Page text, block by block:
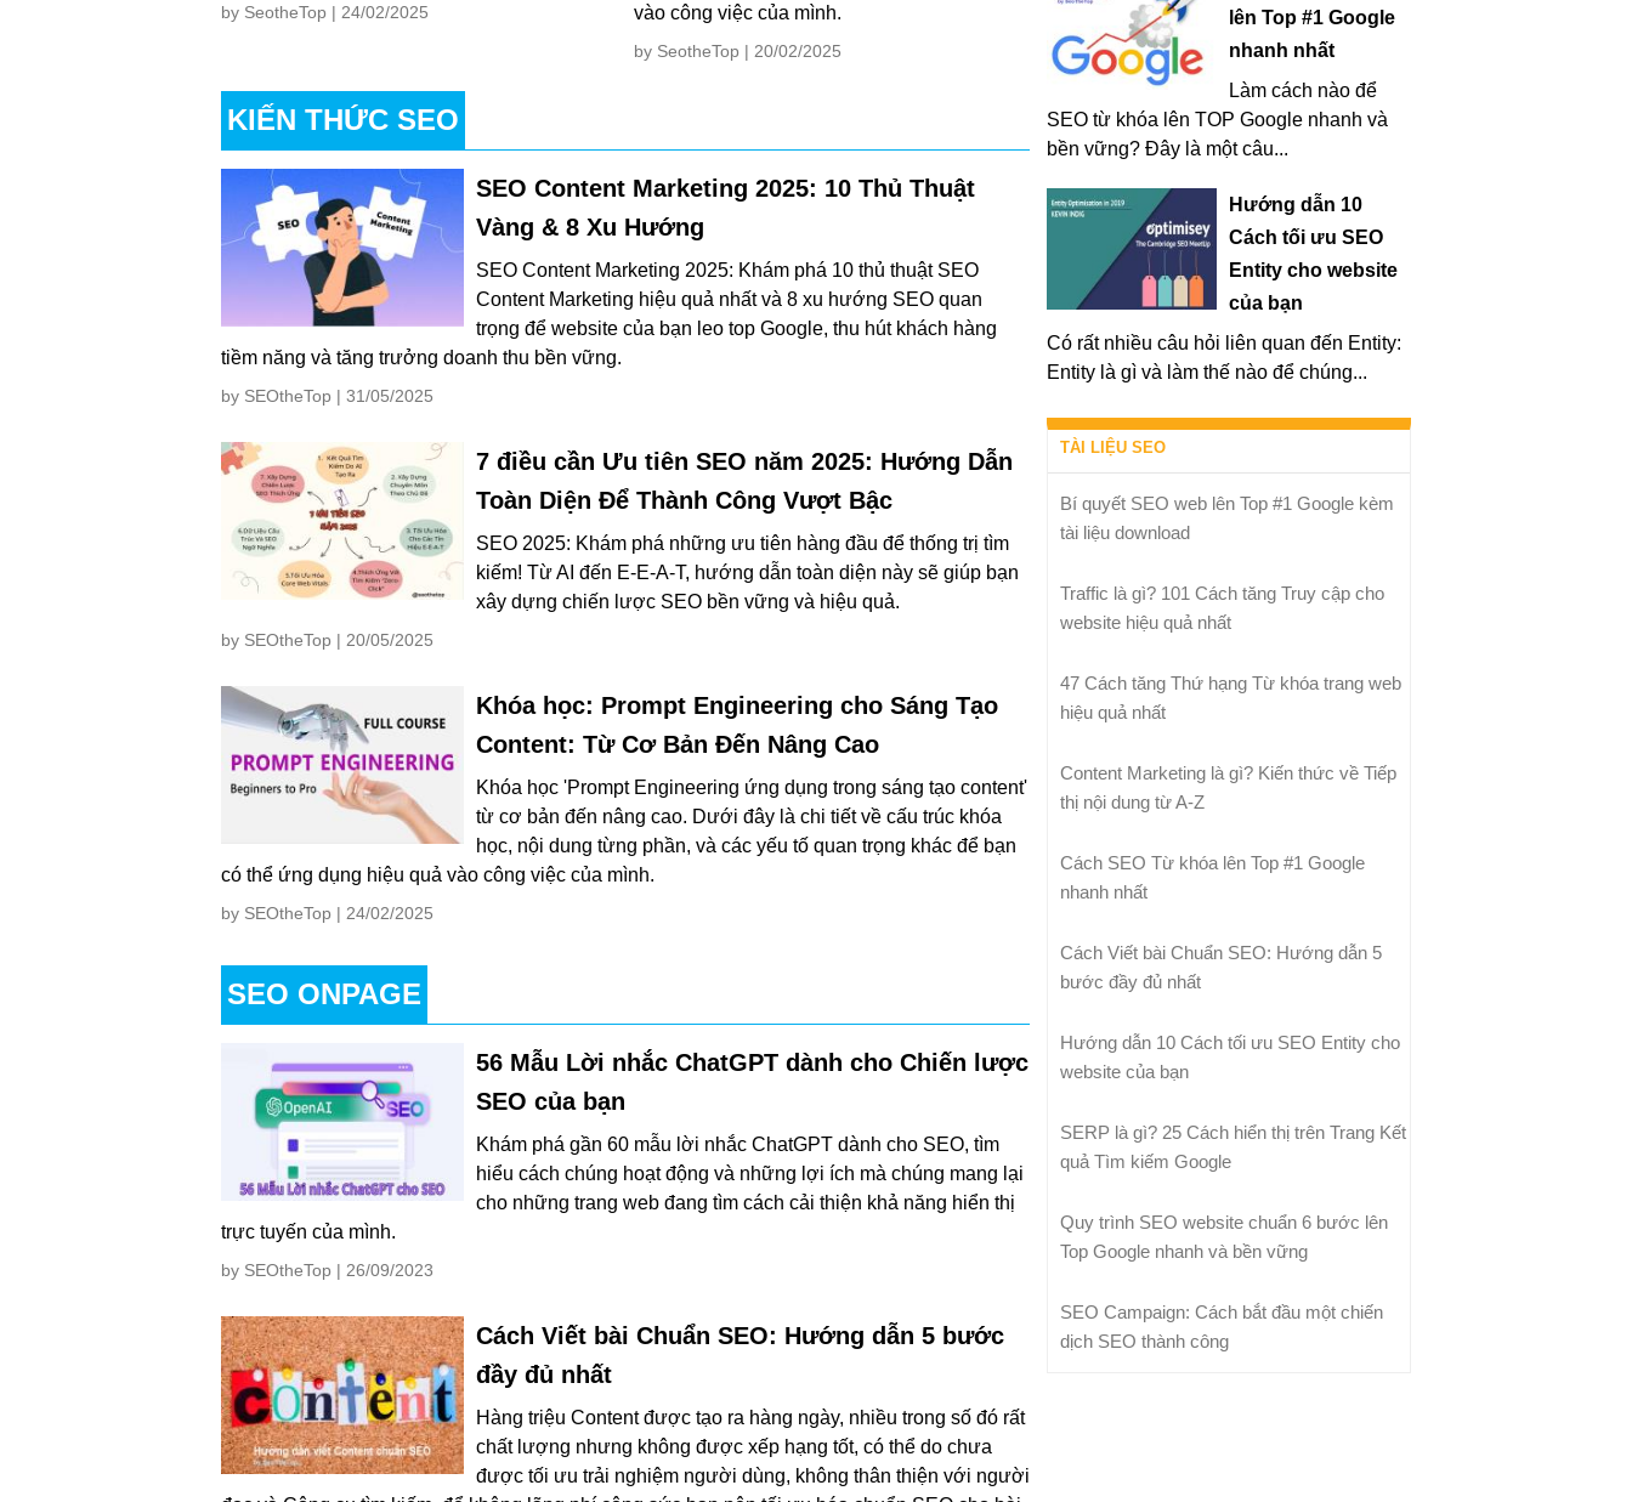
by SeotheTop | 24/02/2025
vào công việc của mình.
by SeotheTop | 20/02/2025
KIẾN THỨC SEO
SEO Content Marketing 2025: 10 Thủ Thuật
Vàng & 8 Xu Hướng
SEO Content Marketing 2025: Khám phá 10 thủ thuật SEO
Content Marketing hiệu quả nhất và 8 xu hướng SEO quan
trọng để website của bạn leo top Google, thu hút khách hàng
tiềm năng và tăng trưởng doanh thu bền vững.
by SEOtheTop | 31/05/2025
7 điều cần Ưu tiên SEO năm 2025: Hướng Dẫn
Toàn Diện Để Thành Công Vượt Bậc
SEO 2025: Khám phá những ưu tiên hàng đầu để thống trị tìm
kiếm! Từ AI đến E-E-A-T, hướng dẫn toàn diện này sẽ giúp bạn
xây dựng chiến lược SEO bền vững và hiệu quả.
by SEOtheTop | 20/05/2025
Khóa học: Prompt Engineering cho Sáng Tạo
Content: Từ Cơ Bản Đến Nâng Cao
Khóa học 'Prompt Engineering ứng dụng trong sáng tạo content'
từ cơ bản đến nâng cao. Dưới đây là chi tiết về cấu trúc khóa
học, nội dung từng phần, và các yếu tố quan trọng khác để bạn
có thể ứng dụng hiệu quả vào công việc của mình.
by SEOtheTop | 24/02/2025
SEO ONPAGE
56 Mẫu Lời nhắc ChatGPT dành cho Chiến lược
SEO của bạn
Khám phá gần 60 mẫu lời nhắc ChatGPT dành cho SEO, tìm
hiểu cách chúng hoạt động và những lợi ích mà chúng mang lại
cho những trang web đang tìm cách cải thiện khả năng hiển thị
trực tuyến của mình.
by SEOtheTop | 26/09/2023
Cách Viết bài Chuẩn SEO: Hướng dẫn 5 bước
đầy đủ nhất
Hàng triệu Content được tạo ra hàng ngày, nhiều trong số đó rất
chất lượng nhưng không được xếp hạng tốt, có thể do chưa
được tối ưu trải nghiệm người dùng, không thân thiện với người
lên Top #1 Google
nhanh nhất
Làm cách nào để
SEO từ khóa lên TOP Google nhanh và
bền vững? Đây là một câu...
Hướng dẫn 10
Cách tối ưu SEO
Entity cho website
của bạn
Có rất nhiều câu hỏi liên quan đến Entity:
Entity là gì và làm thế nào để chúng...
TÀI LIỆU SEO
Bí quyết SEO web lên Top #1 Google kèm
tài liệu download
Traffic là gì? 101 Cách tăng Truy cập cho
website hiệu quả nhất
47 Cách tăng Thứ hạng Từ khóa trang web
hiệu quả nhất
Content Marketing là gì? Kiến thức về Tiếp
thị nội dung từ A-Z
Cách SEO Từ khóa lên Top #1 Google
nhanh nhất
Cách Viết bài Chuẩn SEO: Hướng dẫn 5
bước đầy đủ nhất
Hướng dẫn 10 Cách tối ưu SEO Entity cho
website của bạn
SERP là gì? 25 Cách hiển thị trên Trang Kết
quả Tìm kiếm Google
Quy trình SEO website chuẩn 6 bước lên
Top Google nhanh và bền vững
SEO Campaign: Cách bắt đầu một chiến
dịch SEO thành công